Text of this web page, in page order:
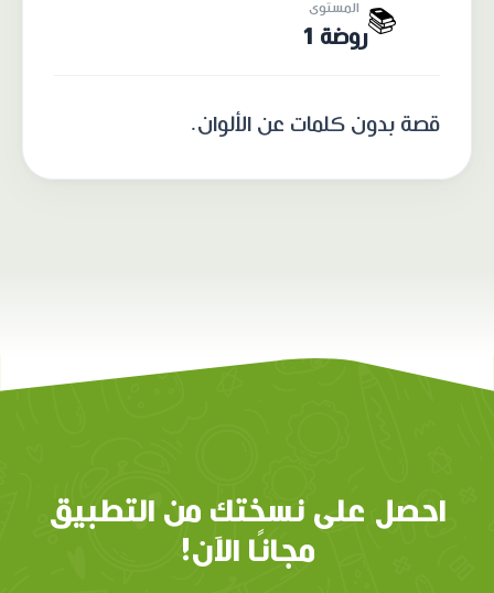
📚 المستوى
روضة 1
قصة بدون كلمات عن الألوان.
احصل على نسختك من التطبيق
مجانًا الآن!